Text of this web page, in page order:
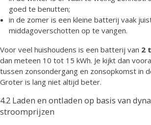
goed te benutten;
in de zomer is een kleine batterij vaak
middagoverschotten op te vangen.
Voor veel huishoudens is een batterij van 2
dan meteen 10 tot 15 kWh. Je kijkt dan
tussen zonsondergang en zonsopkomst in
Groter is lang niet altijd beter.
4.2 Laden en ontladen op basis van
stroomprijzen